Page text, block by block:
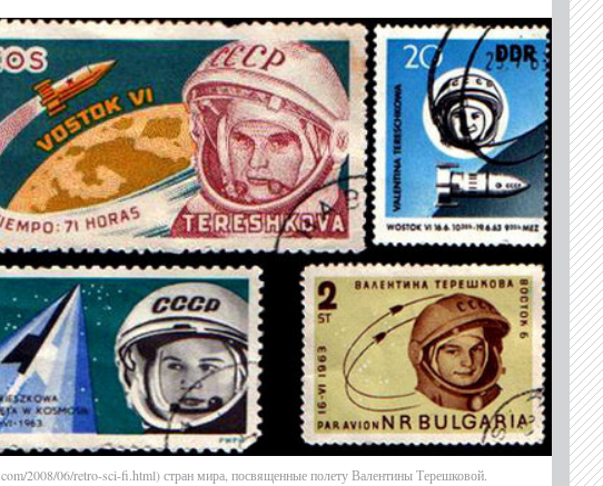
2008/06/retro-sci-fi.html) стран мира, посвященные полету Валентины Терешковой.